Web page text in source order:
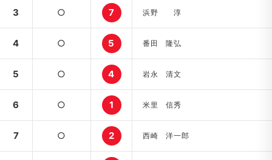
3 ○ 7 浜野 淳
4 ○ 5 番田 隆弘
5 ○ 4 岩永 清文
6 ○ 1 米里 信秀
7 ○ 2 西崎 洋一郎